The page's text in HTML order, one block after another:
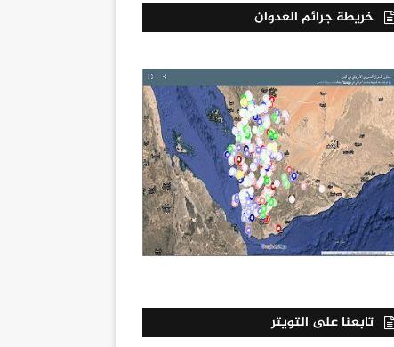
خريطة جرائم العدوان
تابعنا على التويتر